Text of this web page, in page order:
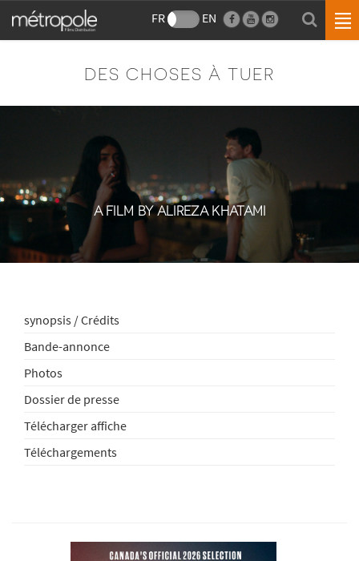
FR EN
DES CHOSES À TUER
A FILM BY ALIREZA KHATAMI
synopsis / Crédits
Bande-annonce
Photos
Dossier de presse
Télécharger affiche
Téléchargements